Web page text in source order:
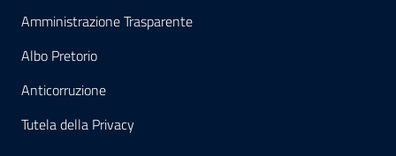
Amministrazione Trasparente
Albo Pretorio
Anticorruzione
Tutela della Privacy